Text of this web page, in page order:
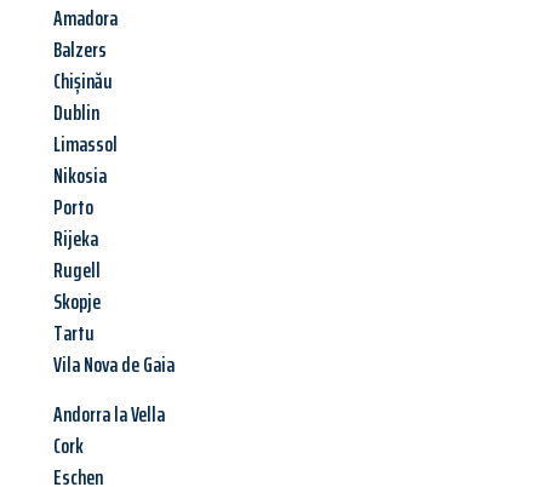
Amadora
Balzers
Chișinău
Dublin
Limassol
Nikosia
Porto
Rijeka
Rugell
Skopje
Tartu
Vila Nova de Gaia
Andorra la Vella
Cork
Eschen